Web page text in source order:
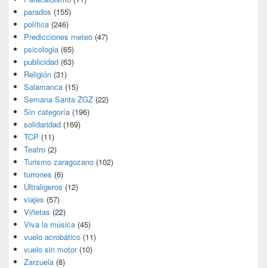
parados (155)
política (246)
Predicciones meteo (47)
psicologia (65)
publicidad (63)
Religión (31)
Salamanca (15)
Semana Santa ZGZ (22)
Sin categoría (196)
solidaridad (169)
TCP (11)
Teatro (2)
Turismo zaragozano (102)
turrones (6)
Ultraligeros (12)
viajes (57)
Viñetas (22)
Viva la música (45)
vuelo acrobático (11)
vuelo sin motor(10)
Zarzuela (8)